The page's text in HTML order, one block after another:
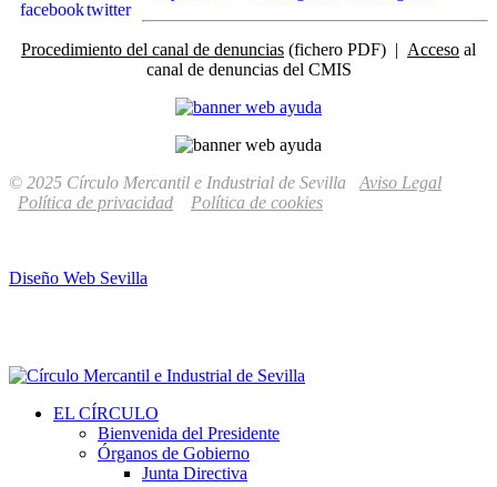
Procedimiento del canal de denuncias (fichero PDF) | Acceso al
canal de denuncias del CMIS
© 2025 Círculo Mercantil e Industrial de Sevilla Aviso Legal
Política de privacidad
Política de cookies
Diseño Web Sevilla
EL CÍRCULO
Bienvenida del Presidente
Órganos de Gobierno
Junta Directiva